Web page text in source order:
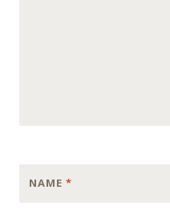
NAME *